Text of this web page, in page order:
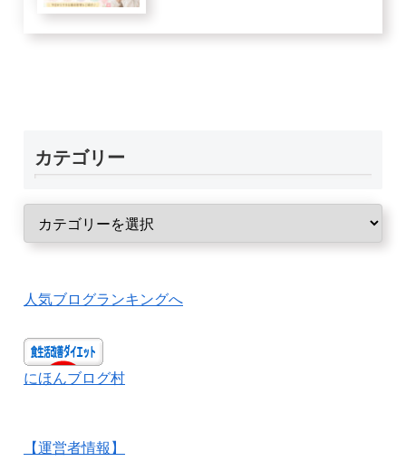
カテゴリー
人気ブログランキングへ
にほんブログ村
【運営者情報】